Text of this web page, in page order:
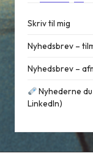
Skriv til mig
Nyhedsbrev –
Nyhedsbrev –
Nyhederne
LinkedIn)